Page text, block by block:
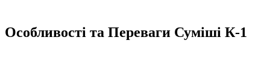
Особливості та Переваги Суміші К-1